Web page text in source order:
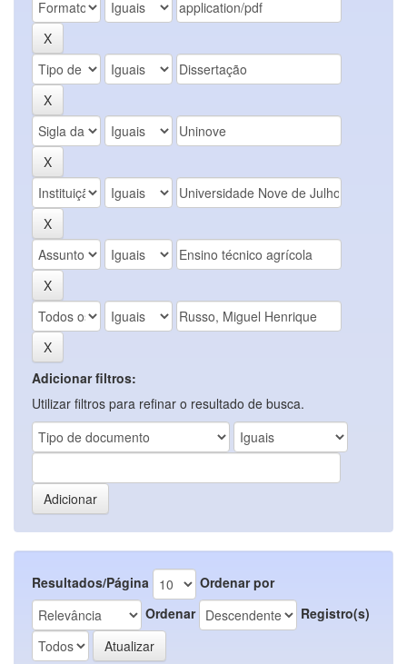
Adicionar filtros:
Utilizar filtros para refinar o resultado de busca.
Resultados/Página
Ordenar por
Ordenar
Registro(s)